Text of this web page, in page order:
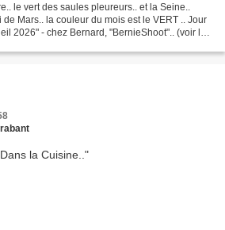
le vert des saules pleureurs.. et la Seine..
Mars.. la couleur du mois est le VERT .. Jour
2026" - chez Bernard, "BernieShoot".. (voir le